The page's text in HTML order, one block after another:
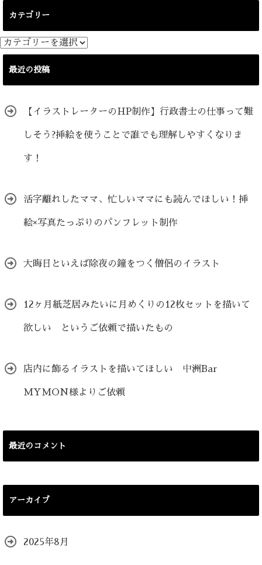
カテゴリー
カ
テ
最近の投稿
【イラストレーターのHP制作】行政書士の仕事って難
しそう?挿絵を使うことで誰でも理解しやすくなりま
す！
活字離れしたママ、忙しいママにも読んでほしい！挿
絵×写真たっぷりのパンフレット制作
大晦日といえば除夜の鐘をつく僧侶のイラスト
12ヶ月紙芝居みたいに月めくりの12枚セットを描いて
欲しい というご依頼で描いたもの
店内に飾るイラストを描いてほしい 中洲Bar
MYMON様よりご依頼
最近のコメント
アーカイブ
2025年8月